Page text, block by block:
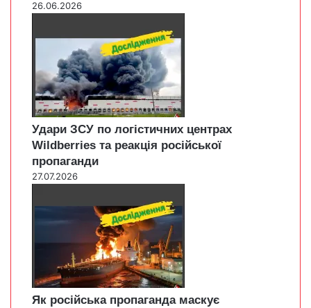
26.06.2026
Удари ЗСУ по логістичних центрах
Wildberries та реакція російської
пропаганди
27.07.2026
Як російська пропаганда маскує